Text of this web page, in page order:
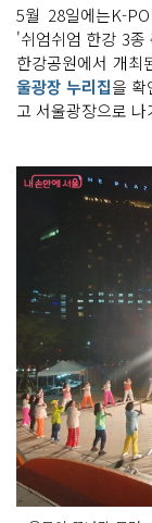
5월 28일에는K-
'쉬엄쉬엄 한강 3종
한강공원에서 개최
울광장 누리집을 확
고 서울광장으로 나